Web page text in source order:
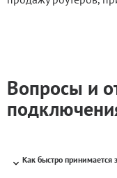
Вопросы и
Как быстро